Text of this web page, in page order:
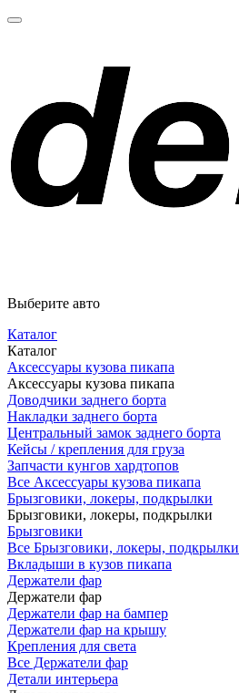
Выберите авто
Каталог
Каталог
Аксессуары кузова пикапа
Аксессуары кузова пикапа
Доводчики заднего борта
Накладки заднего борта
Центральный замок заднего борта
Кейсы / крепления для груза
Запчасти кунгов хардтопов
Все Аксессуары кузова пикапа
Брызговики, локеры, подкрылки
Брызговики, локеры, подкрылки
Брызговики
Все Брызговики, локеры, подкрылки
Вкладыши в кузов пикапа
Держатели фар
Держатели фар
Держатели фар на бампер
Держатели фар на крышу
Крепления для света
Все Держатели фар
Детали интерьера